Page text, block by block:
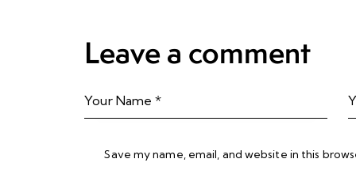
Leave a comment
Save my name, email, and website in this